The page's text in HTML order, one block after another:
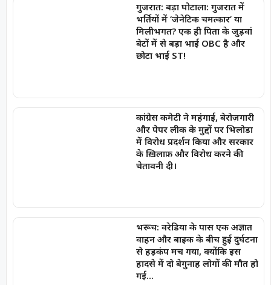
गुजरात: बड़ा घोटाला: गुजरात में
भर्तियों में ‘जेनेटिक चमत्कार’ या
मिलीभगत? एक ही पिता के जुड़वां
बेटों में से बड़ा भाई OBC है और
छोटा भाई ST!
कांग्रेस कमेटी ने महंगाई, बेरोज़गारी
और पेपर लीक के मुद्दों पर भिलोडा
में विरोध प्रदर्शन किया और सरकार
के ख़िलाफ़ और विरोध करने की
चेतावनी दी।
भरूच: वरेडिया के पास एक अज्ञात
वाहन और बाइक के बीच हुई दुर्घटना
से हड़कंप मच गया, क्योंकि इस
हादसे में दो बेगुनाह लोगों की मौत हो
गई…